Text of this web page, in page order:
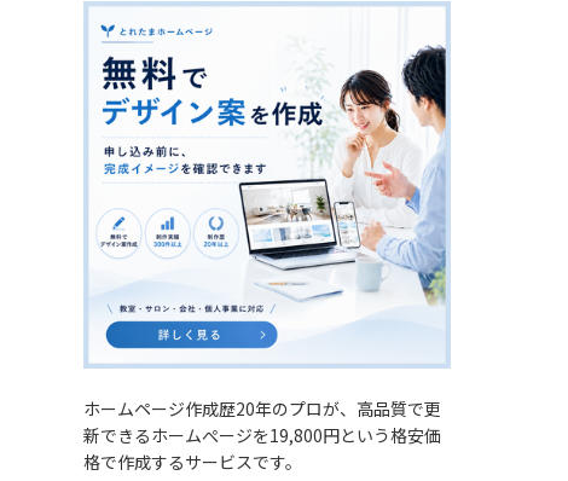
ホームページ作成歴20年のプロが、高品質で更
新できるホームぺージを19,800円という格安価
格で作成するサービスです。